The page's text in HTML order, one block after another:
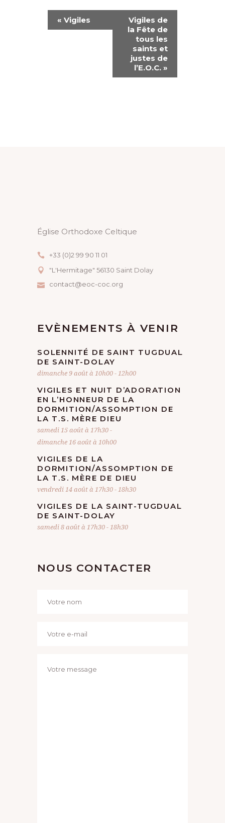
N
É
V
È
E
M
E
N
T
« Vigiles
Vigiles de
la Fête de
tous les
saints et
justes de
l’E.O.C. »
Église Orthodoxe Celtique
+33 (0)2 99 90 11 01
"L'Hermitage" 56130 Saint Dolay
contact@eoc-coc.org
EVÈNEMENTS À VENIR
SOLENNITÉ DE SAINT TUGDUAL
DE SAINT-DOLAY
dimanche 9 août à 10h00-12h00
VIGILES ET NUIT D’ADORATION
EN L’HONNEUR DE LA
DORMITION/ASSOMPTION DE
LA T.S. MÈRE DIEU
samedi 15 août à 17h30-
dimanche 16 août à 10h00
VIGILES DE LA
DORMITION/ASSOMPTION DE
LA T.S. MÈRE DE DIEU
vendredi 14 août à 17h30-18h30
VIGILES DE LA SAINT-TUGDUAL
DE SAINT-DOLAY
samedi 8 août à 17h30-18h30
NOUS CONTACTER